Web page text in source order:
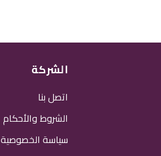
الشركة
اتصل بنا
الشروط والأحكام
سياسة الخصوصية